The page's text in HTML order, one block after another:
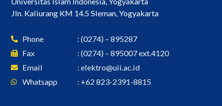
Jln. Kaliurang KM 14.5 Sleman, Yogyakarta
Phone
Fax
Email
Whatsapp
: (0274) – 895287
: (0274) – 895007 ext.4120
: elektro@uii.ac.id
: +62 823-2391-8815